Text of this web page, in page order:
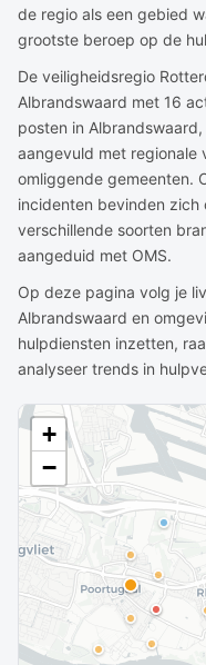
de regio als een gebied
grootste beroep op de
De veiligheidsregio
Albrandswaard met 16
posten in
aangevuld met regionale
omliggende gemeenten.
incidenten bevinden zich
verschillende soorten
aangeduid met OMS.
Op deze pagina volg je
Albrandswaard en
hulpdiensten inzetten,
analyseer trends in
+
−